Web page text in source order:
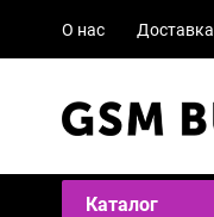
О нас Доставка
Каталог